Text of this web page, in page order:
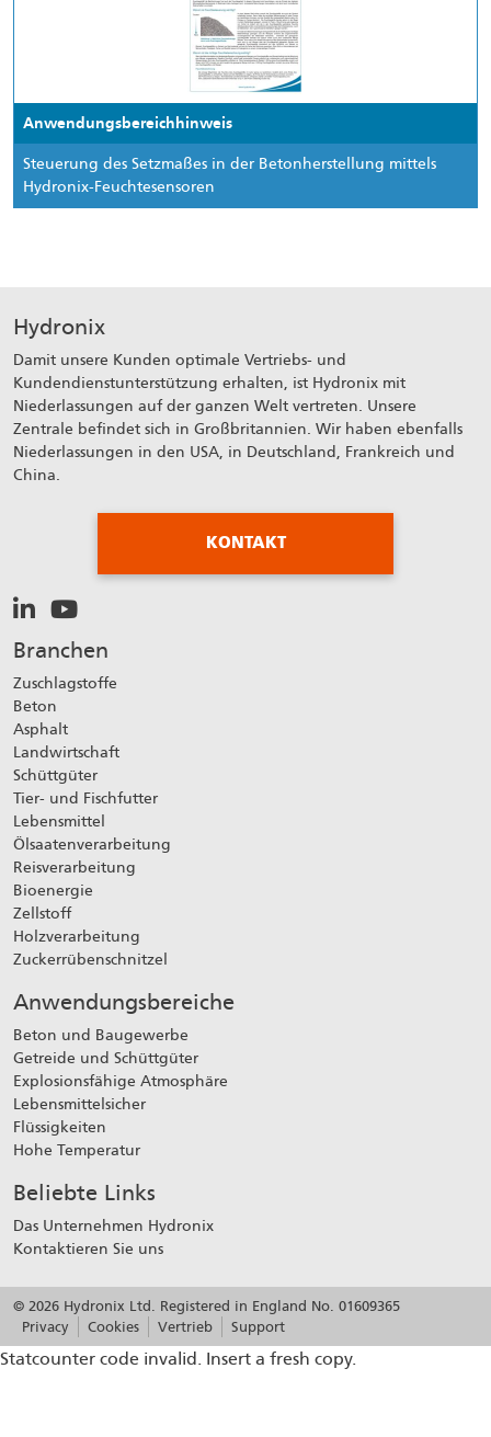
Anwendungsbereichhinweis
Steuerung des Setzmaßes in der Betonherstellung mittels
Hydronix-Feuchtesensoren
Hydronix
Damit unsere Kunden optimale Vertriebs- und
Kundendienstunterstützung erhalten, ist Hydronix mit
Niederlassungen auf der ganzen Welt vertreten. Unsere
Zentrale befindet sich in Großbritannien. Wir haben ebenfalls
Niederlassungen in den USA, in Deutschland, Frankreich und
China.
KONTAKT
Branchen
Zuschlagstoffe
Beton
Asphalt
Landwirtschaft
Schüttgüter
Tier- und Fischfutter
Lebensmittel
Ölsaatenverarbeitung
Reisverarbeitung
Bioenergie
Zellstoff
Holzverarbeitung
Zuckerrübenschnitzel
Anwendungsbereiche
Beton und Baugewerbe
Getreide und Schüttgüter
Explosionsfähige Atmosphäre
Lebensmittelsicher
Flüssigkeiten
Hohe Temperatur
Beliebte Links
Das Unternehmen Hydronix
Kontaktieren Sie uns
© 2026 Hydronix Ltd. Registered in England No. 01609365
Privacy
Cookies Vertrieb Support
Statcounter code invalid. Insert a fresh copy.